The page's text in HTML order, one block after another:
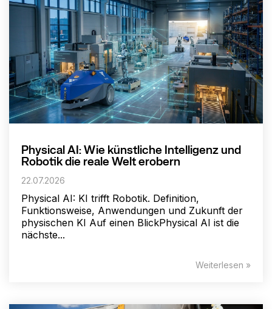
Physical AI: Wie künstliche Intelligenz und
Robotik die reale Welt erobern
22.07.2026
Physical AI: KI trifft Robotik. Definition,
Funktionsweise, Anwendungen und Zukunft der
physischen KI Auf einen BlickPhysical AI ist die
nächste...
Weiterlesen »